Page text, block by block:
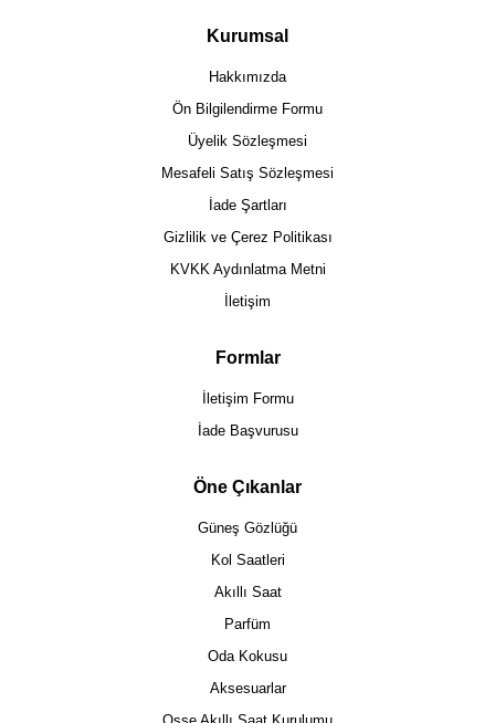
Kurumsal
Hakkımızda
Ön Bilgilendirme Formu
Üyelik Sözleşmesi
Mesafeli Satış Sözleşmesi
İade Şartları
Gizlilik ve Çerez Politikası
KVKK Aydınlatma Metni
İletişim
Formlar
İletişim Formu
İade Başvurusu
Öne Çıkanlar
Güneş Gözlüğü
Kol Saatleri
Akıllı Saat
Parfüm
Oda Kokusu
Aksesuarlar